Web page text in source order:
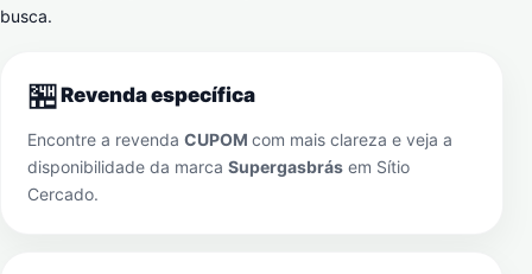
busca.
🏪Revenda específica
Encontre a revenda CUPOM com mais clareza e veja a
disponibilidade da marca Supergasbrás em Sítio
Cercado.